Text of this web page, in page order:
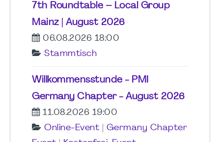
7th Roundtable – Local Group
Mainz | August 2026
06.08.2026 18:00
Stammtisch
Willkommensstunde - PMI
Germany Chapter - August 2026
11.08.2026 19:00
Online-Event
Germany Chapter